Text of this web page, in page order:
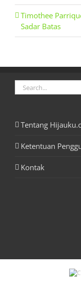
Timothee
Sadar Batas
Search
for:
Tentang
Ketentuan
Kontak